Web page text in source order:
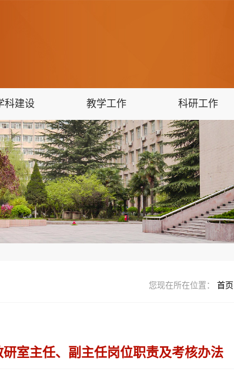
科建设 教学工作 科研工作
您现在所在位置： 首页
室主任、副主任岗位职责及考核办法